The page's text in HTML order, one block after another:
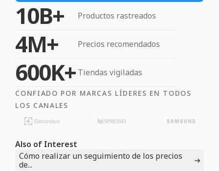
10B+ Productos rastreados
4M+ Precios recomendados
600K+ Tiendas vigiladas
CONFIADO POR MARCAS LÍDERES EN TODOS
LOS CANALES
Also of Interest
Cómo realizar un seguimiento de los precios
de...